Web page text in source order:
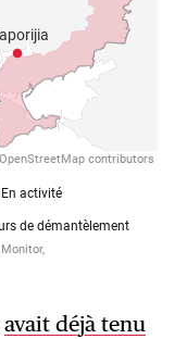
avait déjà tenu